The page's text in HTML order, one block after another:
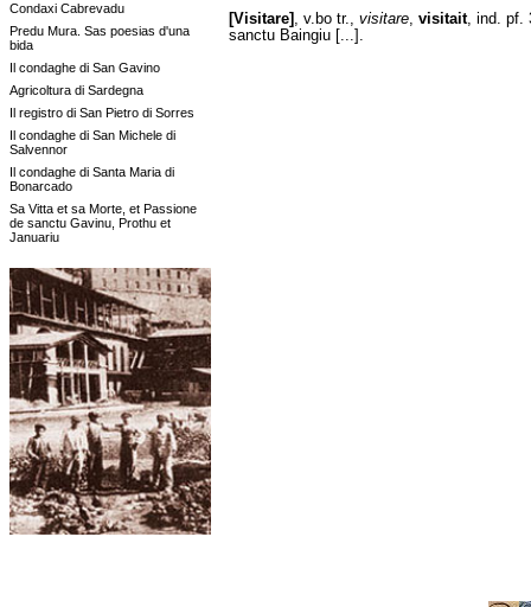
Condaxi Cabrevadu
Predu Mura. Sas poesias d'una
bida
Il condaghe di San Gavino
Agricoltura di Sardegna
Il registro di San Pietro di Sorres
Il condaghe di San Michele di
Salvennor
Il condaghe di Santa Maria di
Bonarcado
Sa Vitta et sa Morte, et Passione
de sanctu Gavinu, Prothu et
Januariu
[Visitare]
, v.bo tr., visitare visitait, ind. pf.
sanctu Baingiu [...].